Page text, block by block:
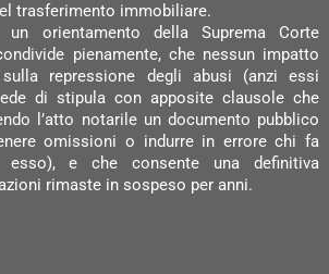
trasferimento immobiliare.
orientamento della Suprema Corte
pienamente, che nessun impatto
repressione degli abusi (anzi essi
di stipula con apposite clausole che
l’atto notarile un documento pubblico
omissioni o indurre in errore chi fa
e che consente una definitiva
rimaste in sospeso per anni.